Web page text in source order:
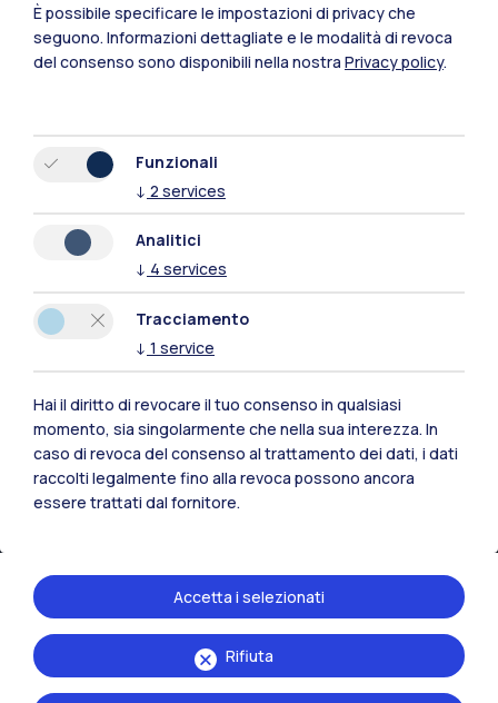
Polimi Community
Tutti i siti dell’ecosistema
Residenze Frontiere
IT
È possibile specificare le impostazioni di privacy che
seguono. Informazioni dettagliate e le modalità di revoca
del consenso sono disponibili nella nostra Privacy policy.
Funzionali
↓ 2 services
Analitici
↓ 4 services
Tracciamento
↓ 1 service
Hai il diritto di revocare il tuo consenso in qualsiasi
momento, sia singolarmente che nella sua interezza. In
caso di revoca del consenso al trattamento dei dati, i dati
raccolti legalmente fino alla revoca possono ancora
essere trattati dal fornitore.
Rifiuta
Accetta i selezionati